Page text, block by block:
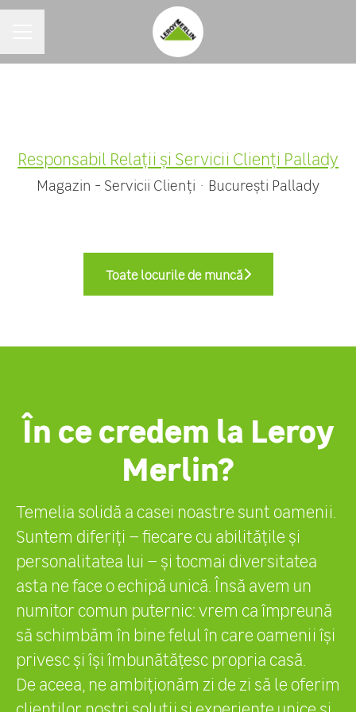
Responsabil Relații și Servicii Clienţi Pallady
Magazin - Servicii Clienți · București Pallady
Toate locurile de muncă
În ce credem la Leroy
Merlin?
Temelia solidă a casei noastre sunt oamenii.
Suntem diferiți – fiecare cu abilitățile și
personalitatea lui – și tocmai diversitatea
asta ne face o echipă unică. Însă avem un
numitor comun puternic: vrem ca împreună
să schimbăm în bine felul în care oamenii își
privesc și își îmbunătățesc propria casă.
De aceea, ne ambiționăm zi de zi să le oferim